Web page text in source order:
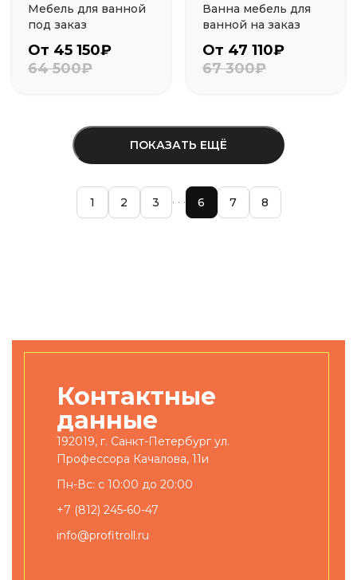
Мебель для ванной
под заказ
От 45 150₽
64 500₽
Ванна мебель для
ванной на заказ
От 47 110₽
67 300₽
ПОКАЗАТЬ ЕЩЁ
1 2 3 6 7 8
Контактные
данные
192019, г. Санкт-Петербург ул.
Профессора Качалова, 11и
Пн-Вс: с 10:00 до 20:00
+7 (812) 245-60-47
info@profitroll.ru